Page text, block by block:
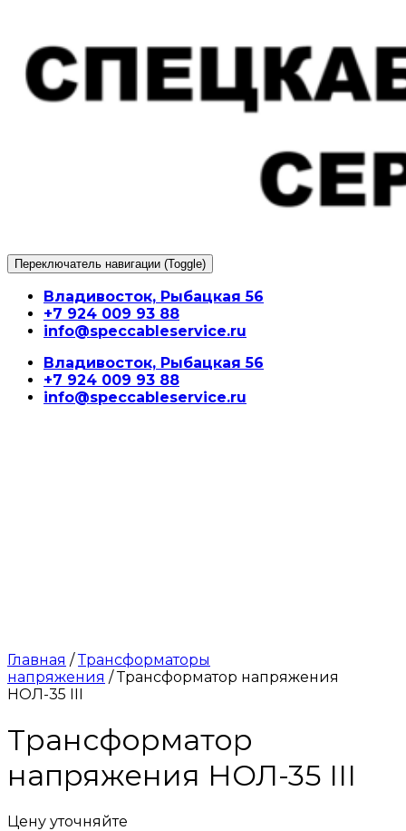
содержимому
Переключатель навигации (Toggle)
Владивосток, Рыбацкая 56
+7 924 009 93 88
info@speccableservice.ru
Владивосток, Рыбацкая 56
+7 924 009 93 88
info@speccableservice.ru
Главная /Трансформаторы
напряжения / Трансформатор напряжения
НОЛ-35 III
Трансформатор
напряжения НОЛ-35 III
Цену уточняйте